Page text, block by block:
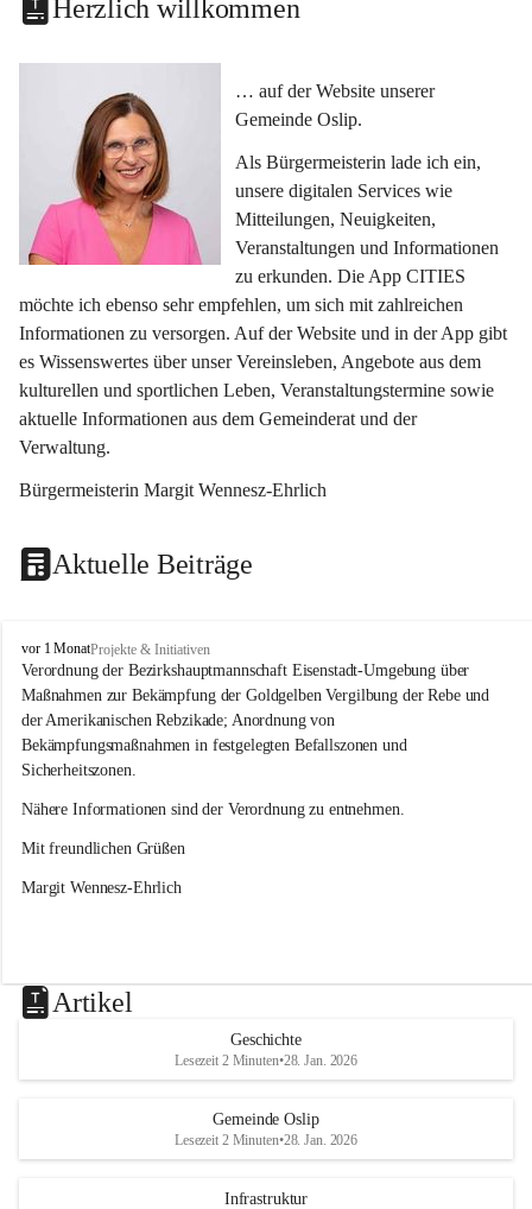
Herzlich willkommen
… auf der Website unserer
Gemeinde Oslip.
Als Bürgermeisterin lade ich ein,
unsere digitalen Services wie
Mitteilungen, Neuigkeiten,
Veranstaltungen und Informationen
zu erkunden. Die App CITIES
möchte ich ebenso sehr empfehlen, um sich mit zahlreichen
Informationen zu versorgen. Auf der Website und in der App gibt
es Wissenswertes über unser Vereinsleben, Angebote aus dem
kulturellen und sportlichen Leben, Veranstaltungstermine sowie
aktuelle Informationen aus dem Gemeinderat und der
Verwaltung.
Bürgermeisterin Margit Wennesz-Ehrlich
Aktuelle Beiträge
O
s
l
i
p
vor 1 MonatProjekte & Initiativen
Verordnung der Bezirkshauptmannschaft Eisenstadt-Umgebung über
Maßnahmen zur Bekämpfung der Goldgelben Vergilbung der Rebe und
der Amerikanischen Rebzikade; Anordnung von
Bekämpfungsmaßnahmen in festgelegten Befallszonen und
Sicherheitszonen.
Nähere Informationen sind der Verordnung zu entnehmen.
Mit freundlichen Grüßen
Margit Wennesz-Ehrlich
Artikel
Geschichte
Lesezeit 2 Minuten•28. Jan. 2026
Gemeinde Oslip
Lesezeit 2 Minuten•28. Jan. 2026
Infrastruktur